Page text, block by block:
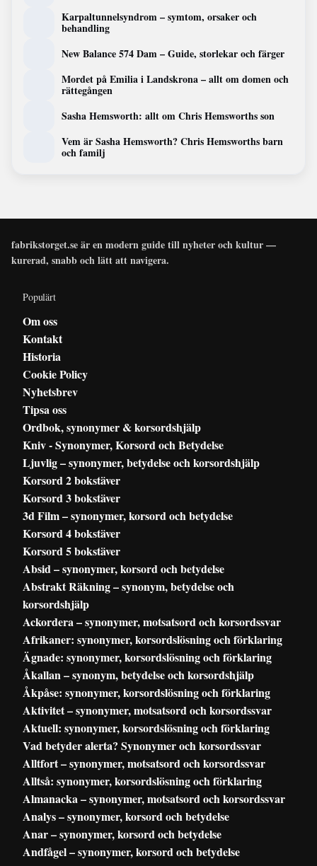
Karpaltunnelsyndrom – symtom, orsaker och
behandling
New Balance 574 Dam – Guide, storlekar och färger
Mordet på Emilia i Landskrona – allt om domen och
rättegången
Sasha Hemsworth: allt om Chris Hemsworths son
Vem är Sasha Hemsworth? Chris Hemsworths barn
och familj
fabrikstorget.se är en modern guide till nyheter och kultur —
kurerad, snabb och lätt att navigera.
Populärt
Om oss
Kontakt
Historia
Cookie Policy
Nyhetsbrev
Tipsa oss
Ordbok, synonymer & korsordshjälp
Kniv - Synonymer, Korsord och Betydelse
Ljuvlig – synonymer, betydelse och korsordshjälp
Korsord 2 bokstäver
Korsord 3 bokstäver
3d Film – synonymer, korsord och betydelse
Korsord 4 bokstäver
Korsord 5 bokstäver
Absid – synonymer, korsord och betydelse
Abstrakt Räkning – synonym, betydelse och
korsordshjälp
Ackordera – synonymer, motsatsord och korsordssvar
Afrikaner: synonymer, korsordslösning och förklaring
Ägnade: synonymer, korsordslösning och förklaring
Åkallan – synonym, betydelse och korsordshjälp
Åkpåse: synonymer, korsordslösning och förklaring
Aktivitet – synonymer, motsatsord och korsordssvar
Aktuell: synonymer, korsordslösning och förklaring
Vad betyder alerta? Synonymer och korsordssvar
Alltfort – synonymer, motsatsord och korsordssvar
Alltså: synonymer, korsordslösning och förklaring
Almanacka – synonymer, motsatsord och korsordssvar
Analys – synonymer, korsord och betydelse
Anar – synonymer, korsord och betydelse
Andfågel – synonymer, korsord och betydelse